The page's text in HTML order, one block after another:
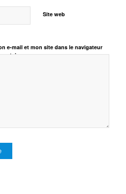
Site web
e-mail et mon site dans le navigateur